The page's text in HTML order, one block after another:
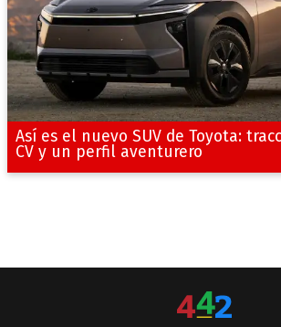
Así es el nuevo SUV de Toyota:
CV y un perfil aventurero